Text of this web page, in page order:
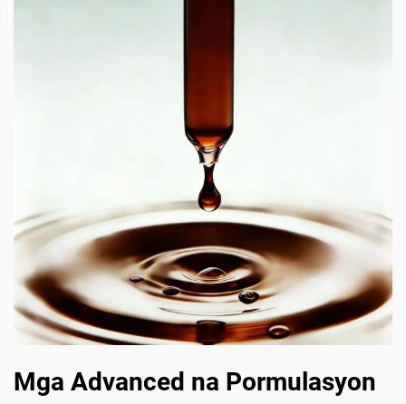
Mga Advanced na Pormulasyon